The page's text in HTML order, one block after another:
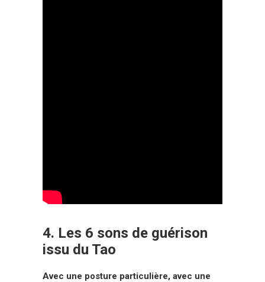
4. Les 6 sons de guérison
issu du Tao
Avec une posture particulière, avec une